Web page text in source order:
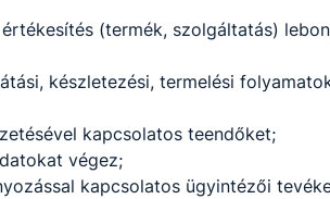
(termék, szolgáltatás)
készletezési, termelési
kapcsolatos teendőket;
végez;
kapcsolatos ügyintézői